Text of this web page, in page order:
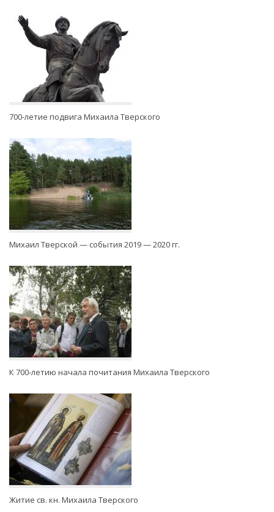
700-летие подвига Михаила Тверского
Михаил Тверской — события 2019 — 2020 гг.
К 700-летию начала почитания Михаила Тверского
Житие св. кн. Михаила Тверского